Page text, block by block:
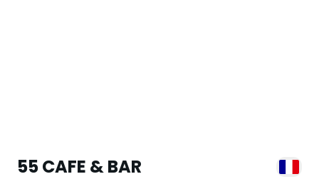
55 CAFE & BAR